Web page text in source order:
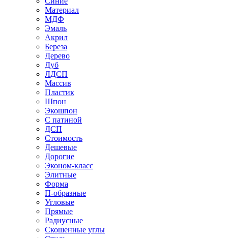
Материал
МДФ
Эмаль
Акрил
Береза
Дерево
Дуб
ЛДСП
Массив
Пластик
Шпон
Экошпон
С патиной
ДСП
Стоимость
Дешевые
Дорогие
Эконом-класс
Элитные
Форма
П-образные
Угловые
Прямые
Радиусные
Скошенные углы